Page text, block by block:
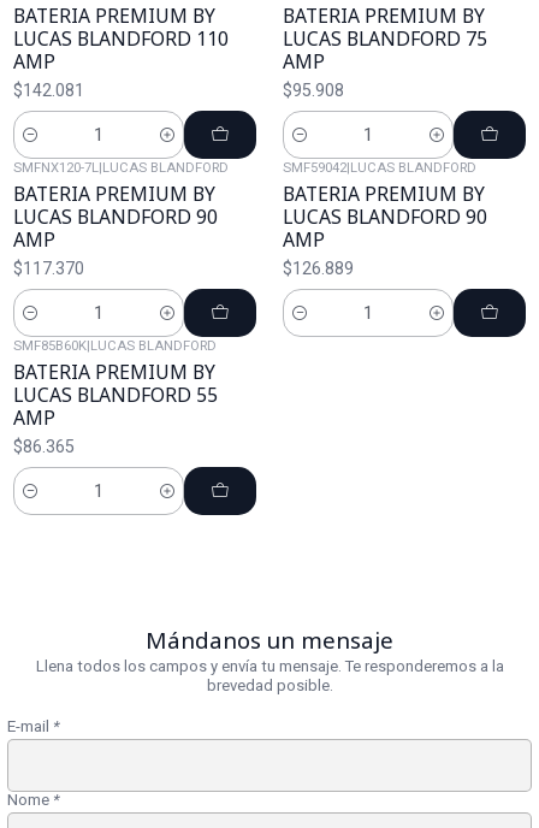
BATERIA PREMIUM BY
LUCAS BLANDFORD 110
AMP
$142.081
Cantidad
BATERIA PREMIUM BY
LUCAS BLANDFORD 75
AMP
$95.908
Cantidad
SMFNX120-7L |LUCAS BLANDFORD
BATERIA PREMIUM BY
LUCAS BLANDFORD 90
AMP
$117.370
Cantidad
SMF59042|LUCAS BLANDFORD
BATERIA PREMIUM BY
LUCAS BLANDFORD 90
AMP
$126.889
Cantidad
SMF85B60K|LUCAS BLANDFORD
BATERIA PREMIUM BY
LUCAS BLANDFORD 55
AMP
$86.365
Cantidad
Mándanos un mensaje
Llena todos los campos y envía tu mensaje. Te responderemos a la
brevedad posible.
E-mail *
Nome *